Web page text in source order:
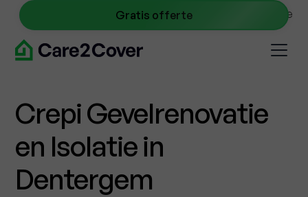
info@care2cover.be
0467 09 40 45
Gratis offerte
Crepi Gevelrenovatie
en Isolatie in
Dentergem